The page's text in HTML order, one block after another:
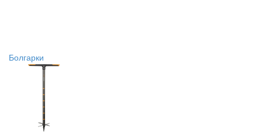
Болгарки